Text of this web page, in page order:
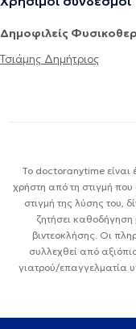
Δημοφιλείς
Τσιάμης Δημήτριος
Το doctoranytime είναι
χρήστη από τη στιγμή που
στιγμή της λύσης του,
ζητήσει
βιντεοκλήσης. Οι
συλλεχθεί από
γιατρού/επαγγελματία